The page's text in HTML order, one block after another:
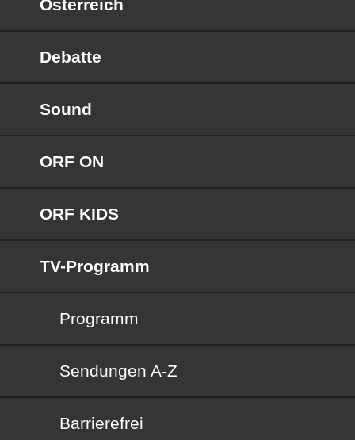
Österreich
Debatte
Sound
ORF ON
ORF KIDS
TV-Programm
Programm
Sendungen von A bis Z
Sendungen A-Z
Barrierefrei
Barrierefrei